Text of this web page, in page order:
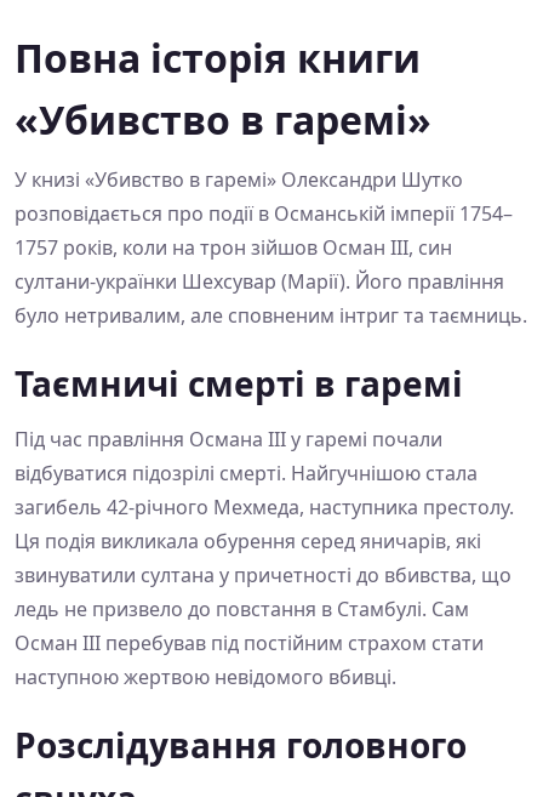
Повна історія книги
«Убивство в гаремі»
У книзі «Убивство в гаремі» Олександри Шутко
розповідається про події в Османській імперії 1754–
1757 років, коли на трон зійшов Осман ІІІ, син
султани-українки Шехсувар (Марії). Його правління
було нетривалим, але сповненим інтриг та таємниць.
Таємничі смерті в гаремі
Під час правління Османа ІІІ у гаремі почали
відбуватися підозрілі смерті. Найгучнішою стала
загибель 42-річного Мехмеда, наступника престолу.
Ця подія викликала обурення серед яничарів, які
звинуватили султана у причетності до вбивства, що
ледь не призвело до повстання в Стамбулі. Сам
Осман ІІІ перебував під постійним страхом стати
наступною жертвою невідомого вбивці.
Розслідування головного